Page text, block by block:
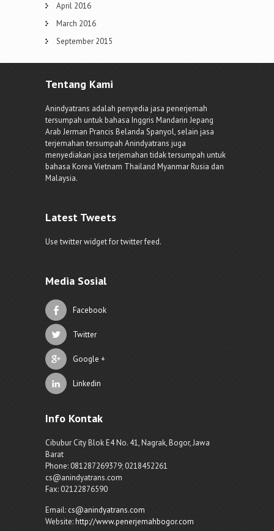
April 2016
March 2016
September 2015
Tentang Kami
Anindyatrans adalah penyedia jasa penerjemah
tersumpah untuk bahasa Inggris Mandarin Jepang
Arab Jerman Prancis Belanda Spanyol, selain jasa
terjemahan tersumpah Anindyatrans juga
menyediakan jasa terjemahan tidak tersumpah untuk
bahasa Korea Vietnam Thailand Myanmar Rusia dan
Malaysia.
Latest Tweets
Use twitter widget for twitter feed.
Media Sosial
Facebook
Twitter
Google +
Linkedin
Info Kontak
Cibubur City Blok E4 No. 41, Nagrak, Bogor, Jawa
Barat
Phone: 081287269379; 0218452261
cs@anindyatrans.com
Fax: 02122876590
Email:cs@anindyatrans.com
Website:http://www.penerjemahbogor.com